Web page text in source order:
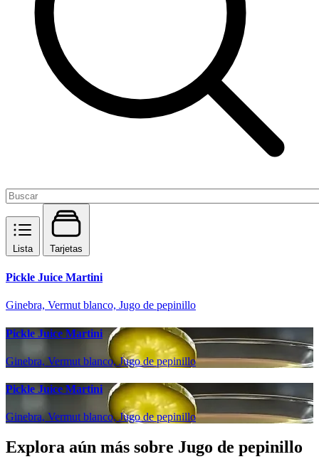
Lista Tarjetas
Pickle Juice Martini
Ginebra, Vermut blanco, Jugo de pepinillo
Pickle Juice Martini
Ginebra, Vermut blanco, Jugo de pepinillo
Pickle Juice Martini
Ginebra, Vermut blanco, Jugo de pepinillo
Explora aún más sobre Jugo de pepinillo